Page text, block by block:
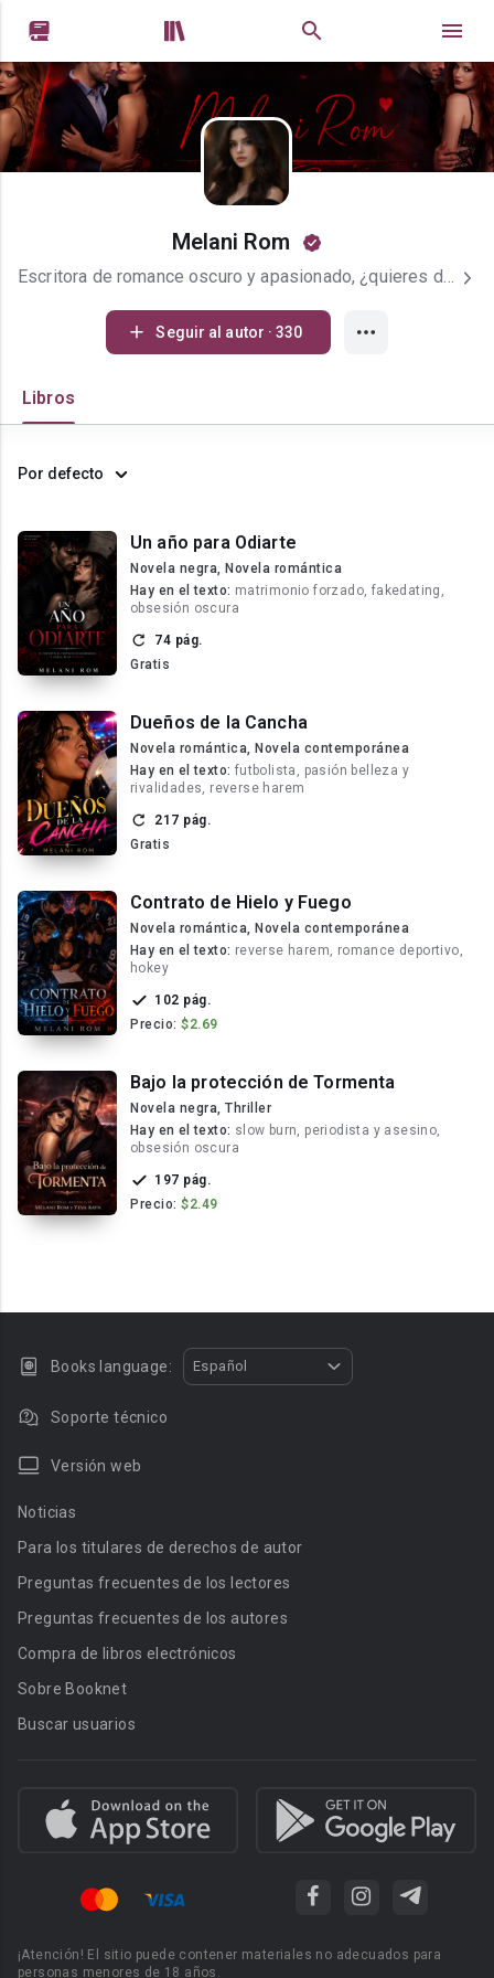
 
Melani Rom
Escritora de romance oscuro y apasionado, ¿quieres divertirte? bienvenida a mi mundo
Seguir al autor · 330
Libros
Por defecto
Un año para Odiarte
Novela negra, Novela romántica
Hay en el texto: matrimonio forzado, fakedating,
obsesión oscura
74 pág.
Gratis
Dueños de la Cancha
Novela romántica, Novela contemporánea
Hay en el texto: futbolista, pasión belleza y
rivalidades, reverse harem
217 pág.
Gratis
Contrato de Hielo y Fuego
Novela romántica, Novela contemporánea
Hay en el texto: reverse harem, romance deportivo,
hokey
102 pág.
Precio: $2.69
Bajo la protección de Tormenta
Novela negra, Thriller
Hay en el texto: slow burn, periodista y asesino,
obsesión oscura
197 pág.
Precio: $2.49
Books language: Español
Soporte técnico
Versión web
Noticias
Para los titulares de derechos de autor
Preguntas frecuentes de los lectores
Preguntas frecuentes de los autores
Compra de libros electrónicos
Sobre Booknet
Buscar usuarios
¡Atención! El sitio puede contener materiales no adecuados para
personas menores de 18 años.